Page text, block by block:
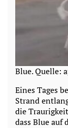
Blue. Quelle:
Eines Tages
Strand
die
dass Blue auf